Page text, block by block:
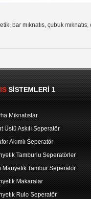
bar mıknatıs, çubuk mıknatıs,
SISTEMLERI 1
Mıknatıslar
Üstü Askılı Seperatör
Akımlı Seperatör
Tamburlu Seperatörler
Manyetik Tambur Seperatör
Makaralar
Rulo Seperatör